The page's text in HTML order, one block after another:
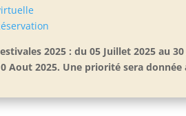
2025 : du 05 Juillet 2025 au
Aout 2025. Une priorité sera